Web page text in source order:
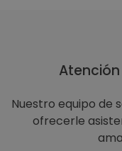
Nuestro equipo de
ofrecerle